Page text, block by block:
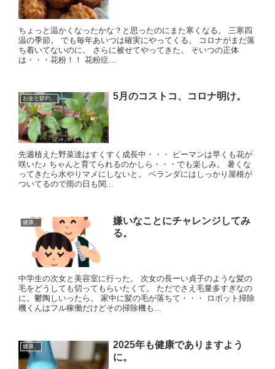
ちょっと温かくなったかな？と思ったのにまた寒くなる。 三寒四
温の季節。 でも毎年あいつは確実にやってくる。 コロナがまだ落
ち着いてないのに。 さらに被せてやってきた。 そいつの正体
は・・・花粉！！ 花粉症...
お金と節約。 5月のコストコ、コロナ明け。
先週植えた野菜達はすくすく成長中・・・ ピーマンは早くも花が
咲いた♪ ちゃんと育てられるのかしら・・・でも楽しみ。 暑くな
ってきたら水やりマメにしないと。 ベランダにはしっかり屋根が
ついてるので雨の日も関...
健康。
嫌いなことにチャレンジしてみ
る。
中学生の次女と美容室に行った。 次女の長ーい貞子のような髪の
毛をどうしても切ってもらいたくて。 ただでさえ毛量多すぎなの
に。鬱陶しいったら。 家中に髪の毛が落ちて・・・ ロボット掃除
機くんはフル稼働だけどその掃除機も...
健康。
2025年も健康でありますよう
に。